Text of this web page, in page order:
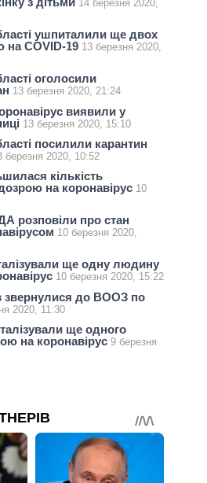
14 березня 2020,
ушпиталили ще двох
на COVID-19 13 березня 2020,
оголосили
13 березня 2020, 21:24
виявили у
13 березня 2020, 15:10
посилили карантин
березня 2020, 10:52
кількість
на коронавірус 10
розповіли про стан
10 березня 2020,
ще одну людину
10 березня 2020, 15:22
звернулися до ВООЗ по
2020, 11:30
ще одного
на коронавірус 9 березня